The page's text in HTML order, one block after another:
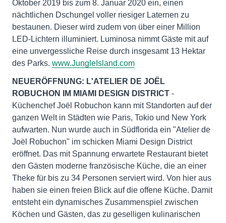
Oktober 2019 bis zum 8. Januar 2020 ein, einen
nächtlichen Dschungel voller riesiger Laternen zu
bestaunen. Dieser wird zudem von über einer Million
LED-Lichtern illuminiert. Luminosa nimmt Gäste mit auf
eine unvergessliche Reise durch insgesamt 13 Hektar
des Parks. www.JungleIsland.com
NEUERÖFFNUNG: L'ATELIER DE JOËL
ROBUCHON IM MIAMI DESIGN DISTRICT -
Küchenchef Joël Robuchon kann mit Standorten auf der
ganzen Welt in Städten wie Paris, Tokio und New York
aufwarten. Nun wurde auch in Südflorida ein "Atelier de
Joël Robuchon" im schicken Miami Design District
eröffnet. Das mit Spannung erwartete Restaurant bietet
den Gästen moderne französische Küche, die an einer
Theke für bis zu 34 Personen serviert wird. Von hier aus
haben sie einen freien Blick auf die offene Küche. Damit
entsteht ein dynamisches Zusammenspiel zwischen
Köchen und Gästen, das zu geselligen kulinarischen